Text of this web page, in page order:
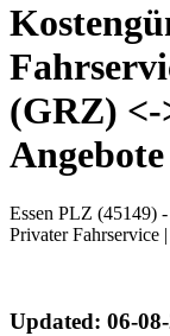
(GRZ) <-
Angebote
Essen PLZ (45149)
Privater Fahrservice
Updated: 06-